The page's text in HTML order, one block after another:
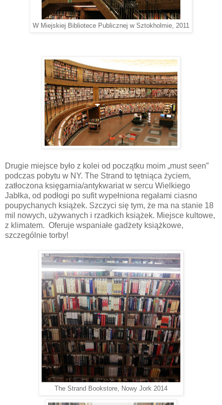
W Miejskiej Bibliotece Publicznej w Sztokholmie, 2011
Drugie miejsce było z kolei od początku moim „must seen”
podczas pobytu w NY. The Strand to tętniąca życiem,
zatłoczona księgarnia/antykwariat w sercu Wielkiego
Jabłka, od podłogi po sufit wypełniona regałami ciasno
poupychanych książek. Szczyci się tym, że ma na stanie 18
mil nowych, używanych i rzadkich książek. Miejsce kultowe,
z klimatem. Oferuje wspaniałe gadżety książkowe,
szczególnie torby!
The Strand Bookstore, Nowy Jork 2014